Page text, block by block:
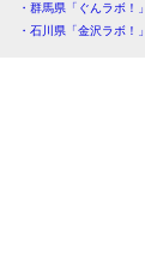
・群馬県「ぐんラボ！」
・石川県「金沢ラボ！」